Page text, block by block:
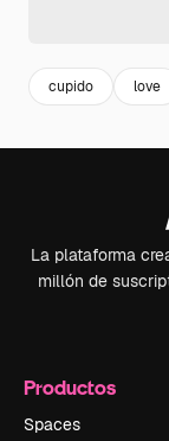
cupido love
La plataforma
millón de
Productos
Spaces